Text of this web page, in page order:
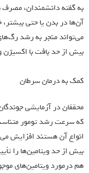
آن‌ها در بدن یا حتی
می‌تواند منجر به رشد
بیش از حد بافت با
کمک به درمان سرطان
محققان در آزمایشی
که سرعت رشد تومور
انواع آن هستند افزایش
بیش از حد ویتامین‌ها را
هم درمورد ویتامین‌های